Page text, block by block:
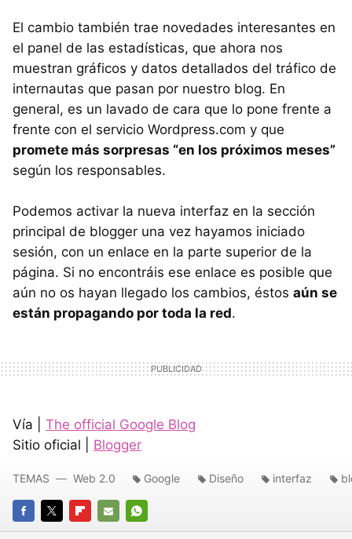
El cambio también trae novedades interesantes en
el panel de las estadísticas, que ahora nos
muestran gráficos y datos detallados del tráfico de
internautas que pasan por nuestro blog. En
general, es un lavado de cara que lo pone frente a
frente con el servicio Wordpress.com y que
promete más sorpresas “en los próximos meses”
según los responsables.
Podemos activar la nueva interfaz en la sección
principal de blogger una vez hayamos iniciado
sesión, con un enlace en la parte superior de la
página. Si no encontráis ese enlace es posible que
aún no os hayan llegado los cambios, éstos aún se
están propagando por toda la red.
Vía | The official Google Blog
Sitio oficial | Blogger
FACEBOOK
TWITTERFLIPBOARD
E- WHATSAPP
TEMAS Web 2.0 Google Diseño interfaz